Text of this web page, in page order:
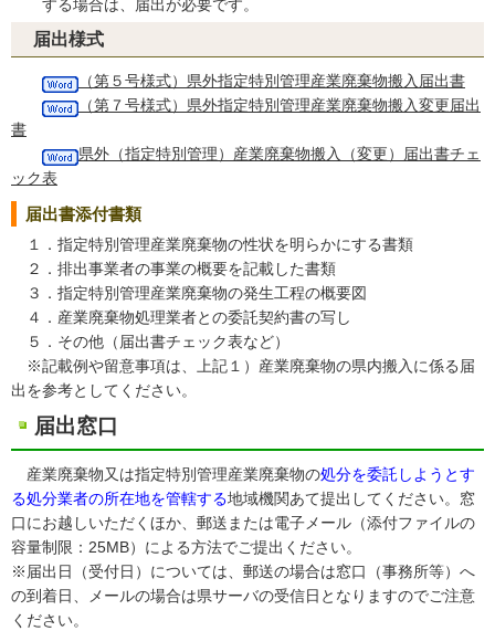
する場合は、届出が必要です。
届出様式
（第５号様式）県外指定特別管理産業廃棄物搬入届出書
（第７号様式）県外指定特別管理産業廃棄物搬入変更届出
書
県外（指定特別管理）産業廃棄物搬入（変更）届出書チェ
ック表
届出書添付書類
１．指定特別管理産業廃棄物の性状を明らかにする書類
２．排出事業者の事業の概要を記載した書類
３．指定特別管理産業廃棄物の発生工程の概要図
４．産業廃棄物処理業者との委託契約書の写し
５．その他（届出書チェック表など）
※記載例や留意事項は、上記１）産業廃棄物の県内搬入に係る届
出を参考としてください。
届出窓口
産業廃棄物又は指定特別管理産業廃棄物の処分を委託しようとす
る処分業者の所在地を管轄する地域機関あて提出してください。窓
口にお越しいただくほか、郵送または電子メール（添付ファイルの
容量制限：25MB）による方法でご提出ください。
※届出日（受付日）については、郵送の場合は窓口（事務所等）へ
の到着日、メールの場合は県サーバの受信日となりますのでご注意
ください。